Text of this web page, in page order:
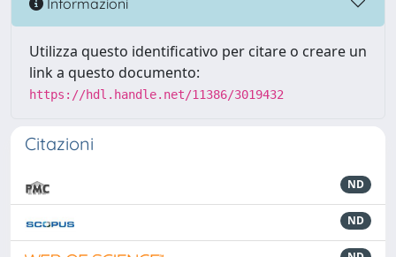
Utilizza questo identificativo per citare o creare un
link a questo documento:
https://hdl.handle.net/11386/3019432
Citazioni
ND
ND